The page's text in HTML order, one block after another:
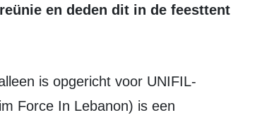
en deden dit in de feesttent
Force In Lebanon) is een